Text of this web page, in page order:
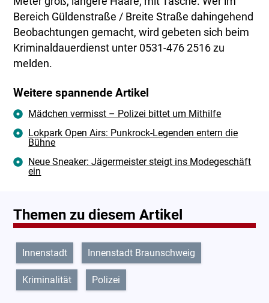
Bereich Güldenstraße / Breite Straße dahingehend
Beobachtungen gemacht, wird gebeten sich beim
Kriminaldauerdienst unter 0531-476 2516 zu
melden.
Weitere spannende Artikel
Mädchen vermisst – Polizei bittet um Mithilfe
Lokpark Open Airs: Punkrock-Legenden entern die
Bühne
Neue Sneaker: Jägermeister steigt ins Modegeschäft
ein
Themen zu diesem Artikel
Innenstadt Innenstadt Braunschweig
Kriminalität Polizei